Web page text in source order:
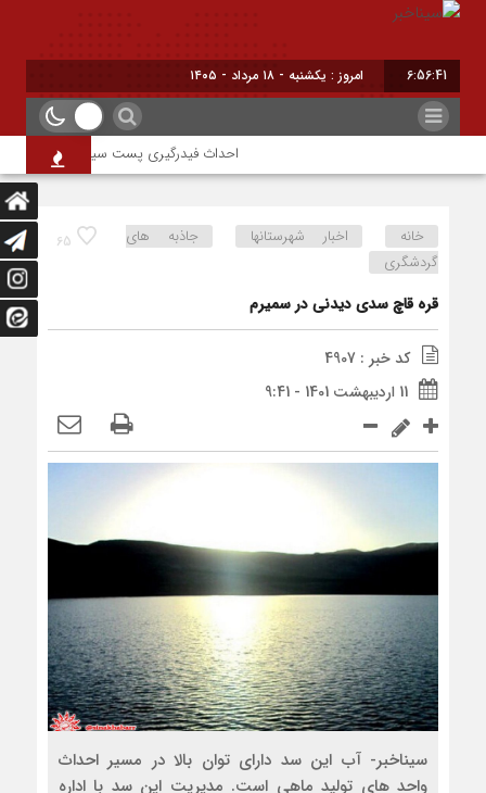
6:56:41 امروز : یکشنبه - ۱۸ مرداد - ۱۴۰۵
احداث فیدرگیری پست سیار شهرک رازی؛
65 خانه اخبار شهرستانها
جاذبه های
گردشگری
قره قاچ سدی دیدنی در سمیرم
کد خبر : 4907
11 اردیبهشت 1401 - 9:41
سیناخبر- آب این سد دارای توان بالا در مسیر احداث
واحد های تولید ماهی است. مدیریت این سد با اداره